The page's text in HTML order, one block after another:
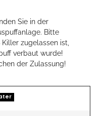
Sie in der
Bitte
zugelassen ist,
verbaut wurde!
der Zulassung!